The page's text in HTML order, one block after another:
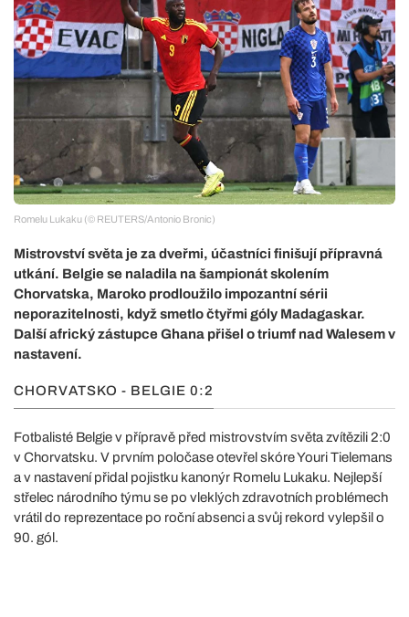
Romelu Lukaku (© REUTERS/Antonio Bronic)
Mistrovství světa je za dveřmi, účastníci finišují přípravná
utkání. Belgie se naladila na šampionát skolením
Chorvatska, Maroko prodloužilo impozantní sérii
neporazitelnosti, když smetlo čtyřmi góly Madagaskar.
Další africký zástupce Ghana přišel o triumf nad Walesem v
nastavení.
CHORVATSKO - BELGIE 0:2
Fotbalisté Belgie v přípravě před mistrovstvím světa zvítězili 2:0
v Chorvatsku. V prvním poločase otevřel skóre Youri Tielemans
a v nastavení přidal pojistku kanonýr Romelu Lukaku. Nejlepší
střelec národního týmu se po vleklých zdravotních problémech
vrátil do reprezentace po roční absenci a svůj rekord vylepšil o
90. gól.